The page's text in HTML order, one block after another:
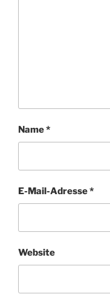
Name*
E-Mail-Adresse*
Website